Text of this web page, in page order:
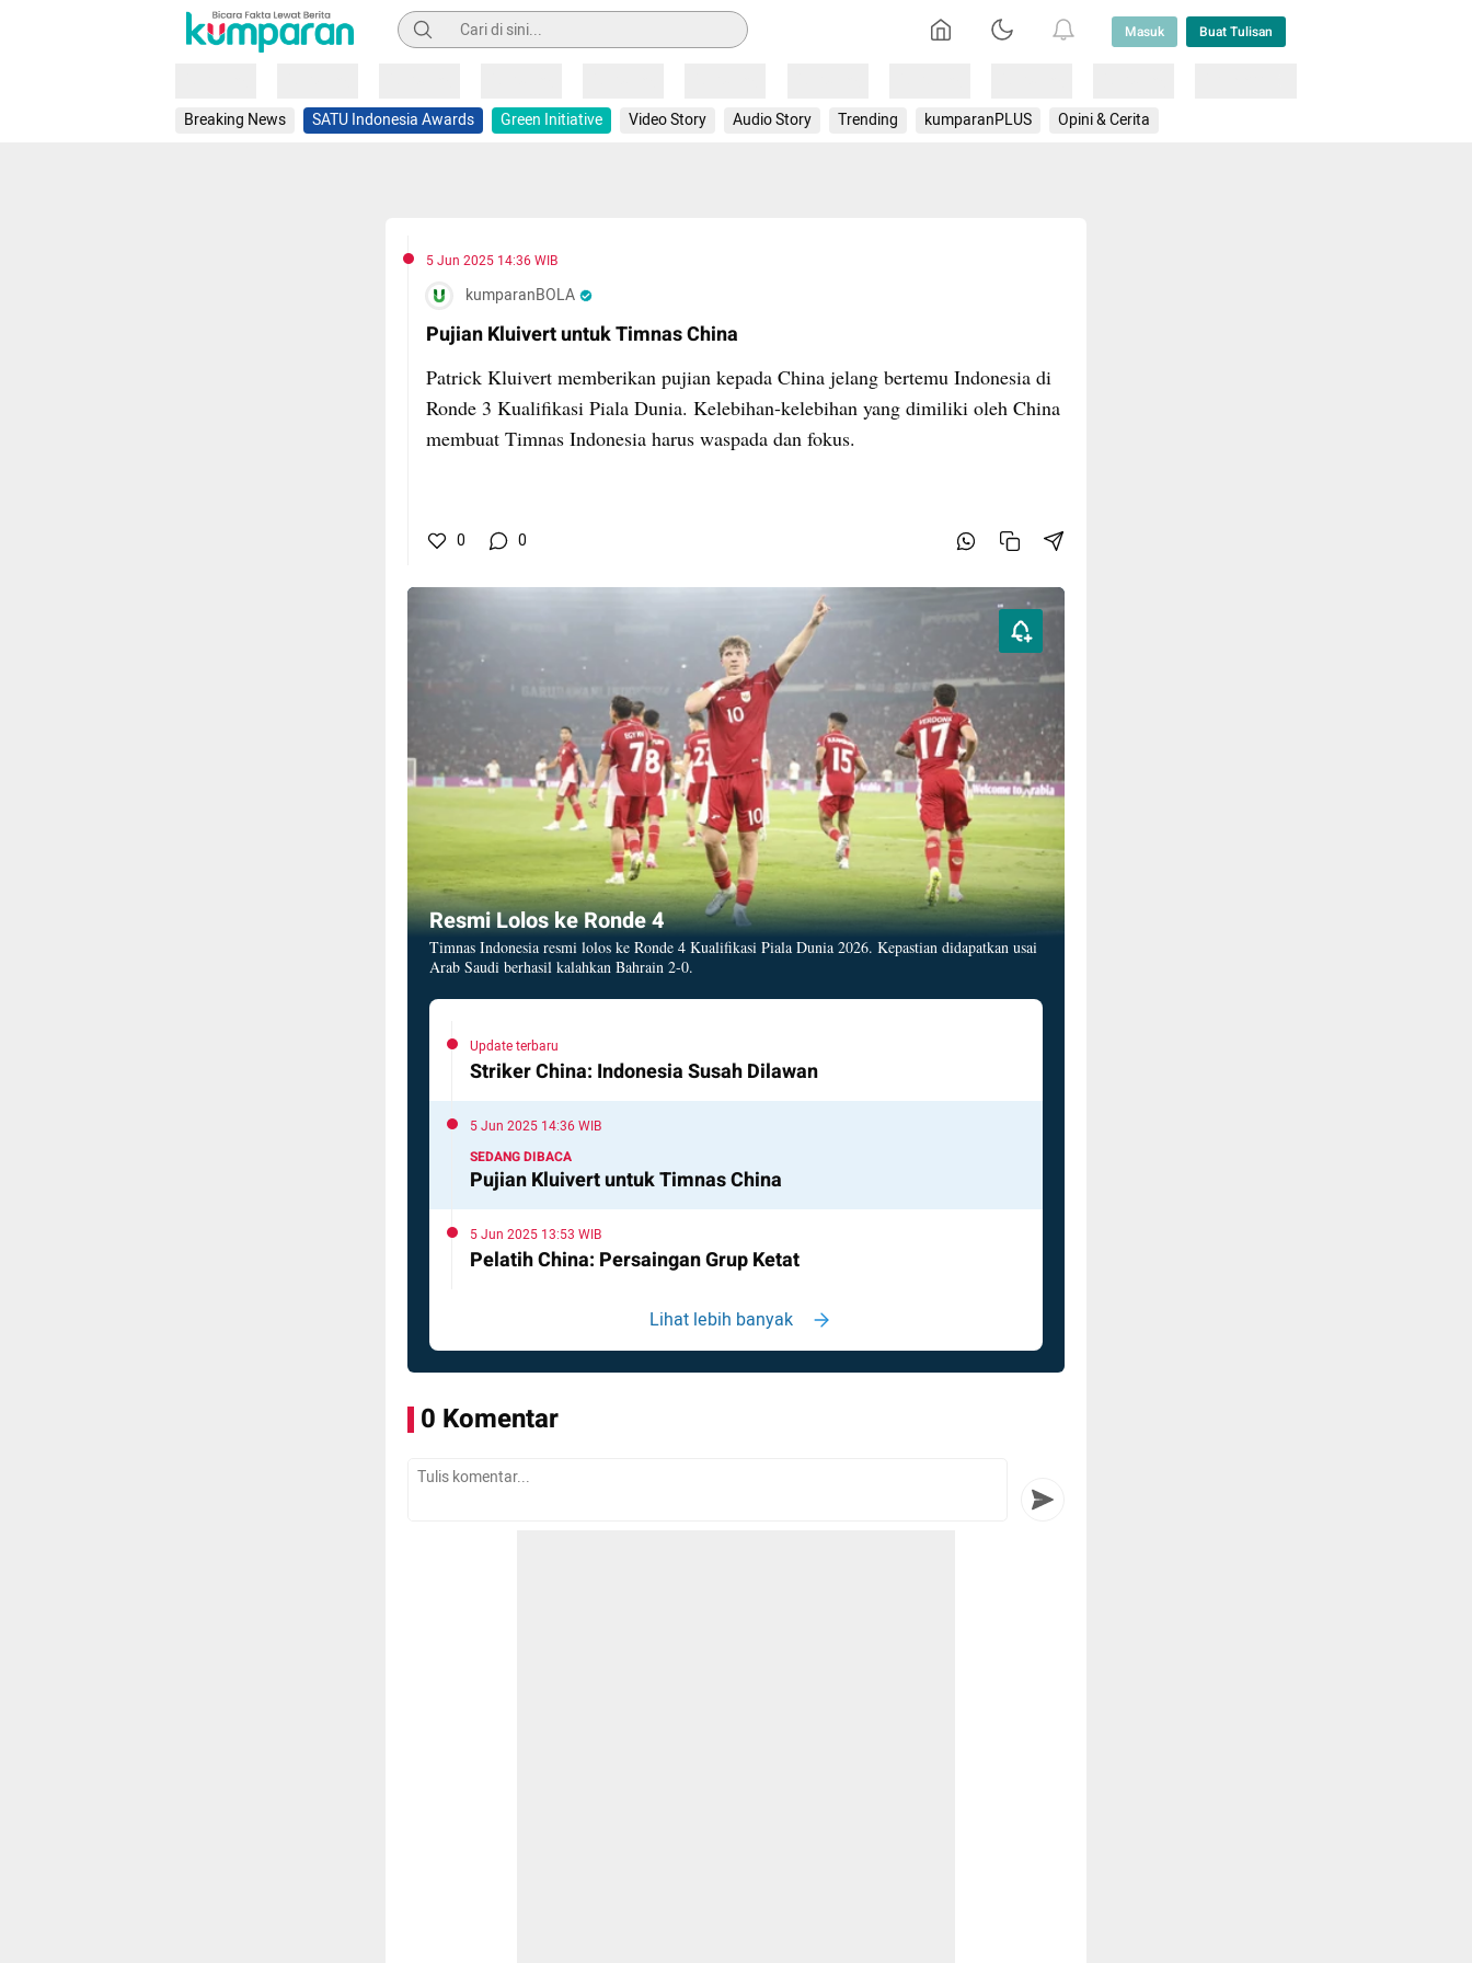
Pencarian Masuk Buat Tulisan
Breaking News SATU Indonesia Awards Green Initiative Video Story Audio Story Trending kumparanPLUS Opini & Cerita
5 Jun 2025 14:36 WIB
kumparanBOLA
Pujian Kluivert untuk Timnas China
Patrick Kluivert memberikan pujian kepada China jelang bertemu Indonesia di
Ronde 3 Kualifikasi Piala Dunia. Kelebihan-kelebihan yang dimiliki oleh China
membuat Timnas Indonesia harus waspada dan fokus.
0 0
Resmi Lolos ke Ronde 4
Resmi Lolos ke Ronde 4
Timnas Indonesia resmi lolos ke Ronde 4 Kualifikasi Piala Dunia 2026. Kepastian didapatkan usai
Arab Saudi berhasil kalahkan Bahrain 2-0.
Update terbaru
Striker China: Indonesia Susah Dilawan
5 Jun 2025 14:36 WIB
SEDANG DIBACA
Pujian Kluivert untuk Timnas China
5 Jun 2025 13:53 WIB
Pelatih China: Persaingan Grup Ketat
Lihat lebih banyak
0 Komentar
Tulis Komentar